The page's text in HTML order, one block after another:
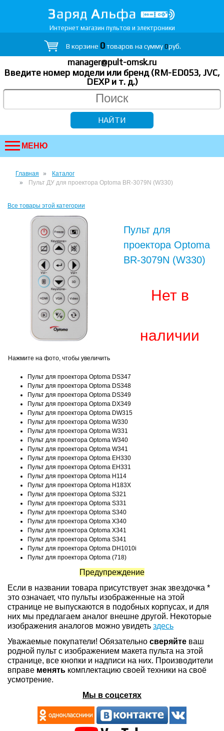
Интернет магазин пультов и электроники
В корзине 0товаров на сумму0руб.
manager@pult-omsk.ru
Введите номер модели или бренд (RM-ED053, JVC,
DEXP и т. д.)
МЕНЮ
Главная
Каталог
Пульт ДУ для проектора Optoma BR-3079N (W330)
Все товары этой категории
Нажмите на фото, чтобы увеличить
Пульт для
проектора Optoma
BR-3079N (W330)
Нет в
наличии
Пульт для проектора Optoma DS347
Пульт для проектора Optoma DS348
Пульт для проектора Optoma DS349
Пульт для проектора Optoma DX349
Пульт для проектора Optoma DW315
Пульт для проектора Optoma W330
Пульт для проектора Optoma W331
Пульт для проектора Optoma W340
Пульт для проектора Optoma W341
Пульт для проектора Optoma EH330
Пульт для проектора Optoma EH331
Пульт для проектора Optoma H114
Пульт для проектора Optoma H183X
Пульт для проектора Optoma S321
Пульт для проектора Optoma S331
Пульт для проектора Optoma S340
Пульт для проектора Optoma X340
Пульт для проектора Optoma X341
Пульт для проектора Optoma S341
Пульт для проектора Optoma DH1010i
Пульт для проектора Optoma (718)
Предупреждение
Если в названии товара присутствует знак звездочка *
это означает, что пульты изображенные на этой
странице не выпускаются в подобных корпусах, и для
них мы предлагаем аналог внешне другой. Некоторые
изображения аналогов можно увидеть здесь
Уважаемые покупатели! Обязательно сверяйте ваш
родной пульт с изображением макета пульта на этой
странице, все кнопки и надписи на них. Производители
вправе менять комплектацию своей техники на своё
усмотрение.
Мы в соцсетях